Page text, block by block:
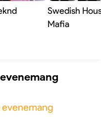
Swedish
Mafia
evenemang